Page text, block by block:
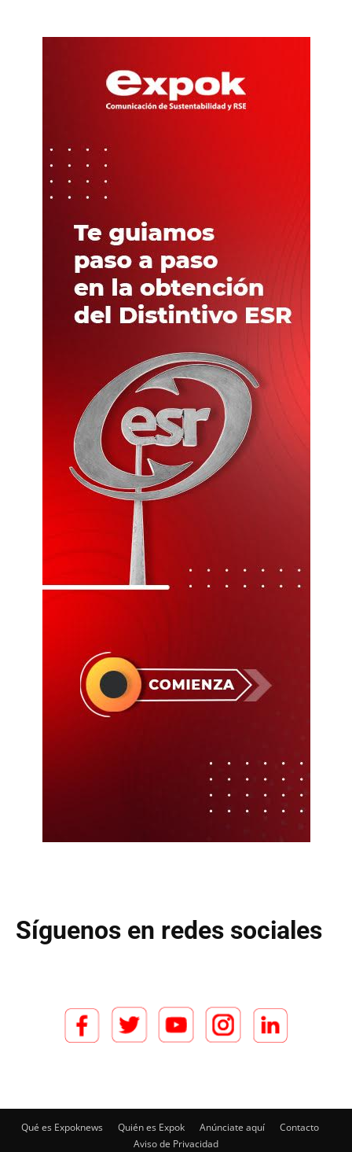
Síguenos en redes sociales
Qué es Expoknews Quién es Expok Anúnciate aquí
Contacto
Aviso de Privacidad